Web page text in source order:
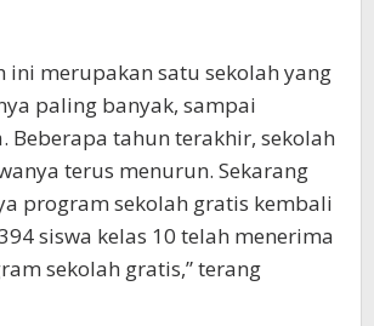
ini merupakan satu sekolah yang
paling banyak, sampai
Beberapa tahun terakhir, sekolah
terus menurun. Sekarang
program sekolah gratis kembali
siswa kelas 10 telah menerima
sekolah gratis,” terang